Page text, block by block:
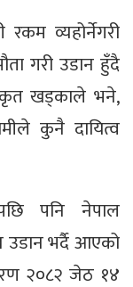
व्यहोर्नेगरी
गरी उडान हुँदै
खड्काले भने,
कुनै दायित्व
पनि नेपाल
उडान भर्दै आएको
२०८२ जेठ १४